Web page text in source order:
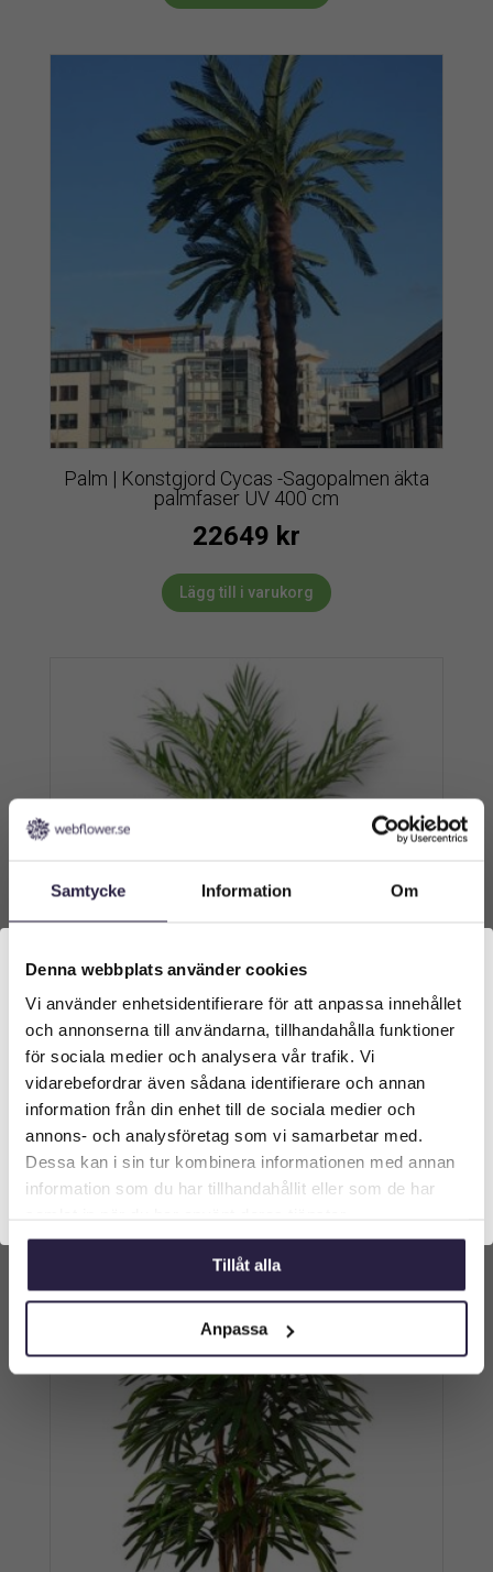
Samtycke Information Om
Denna webbplats använder cookies
Vi använder enhetsidentifierare för att anpassa innehållet
och annonserna till användarna, tillhandahålla funktioner
för sociala medier och analysera vår trafik. Vi
vidarebefordrar även sådana identifierare och annan
information från din enhet till de sociala medier och
annons- och analysföretag som vi samarbetar med.
Dessa kan i sin tur kombinera informationen med annan
information som du har tillhandahållit eller som de har
Tillåt alla
Anpassa
Palm | Konstgjord Cycas -Sagopalmen äkta
palmfaser UV 400 cm
22649 kr
Lägg till i varukorg
Palm | Konstgjord Areca Palmbuske Grön UV
120 cm
Från:3599kr
Lägg till i varukorg
Välkommen till Webflower
Vilken typ av kund är du? Du kan alltid justera ditt val
längst upp på sidan.
Företagskund (exkl. moms)
Privatkund (inkl. moms)